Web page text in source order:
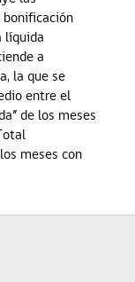
bonificación
líquida
a
la que se
entre el
de los meses
meses con